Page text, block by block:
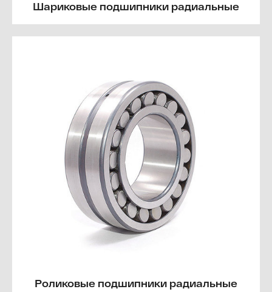
Шариковые подшипники радиальные
Роликовые подшипники радиальные